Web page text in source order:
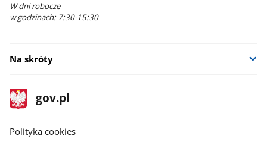
W dni robocze
w godzinach: 7:30-15:30
Na skróty
stopka
gov.pl
Strona
gov.pl
gov.pl
Polityka cookies